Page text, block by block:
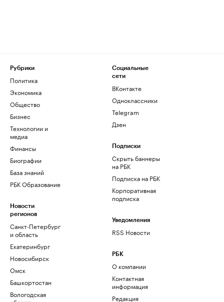
Рубрики
Политика
Экономика
Общество
Бизнес
Технологии и
медиа
Финансы
Биографии
База знаний
РБК Образование
Новости
регионов
Санкт-Петербург
и область
Екатеринбург
Новосибирск
Омск
Башкортостан
Вологодская
Социальные
сети
ВКонтакте
Одноклассники
Telegram
Дзен
Подписки
Скрыть баннеры
на РБК
Подписка на РБК
Корпоративная
подписка
Уведомления
RSS Новости
РБК
О компании
Контактная
информация
Редакция